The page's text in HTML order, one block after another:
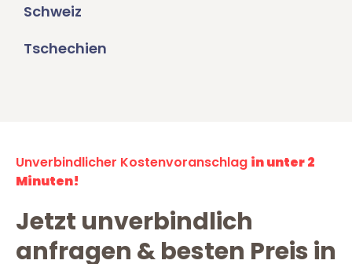
Schweiz
Tschechien
Unverbindlicher Kostenvoranschlag in unter 2
Minuten!
Jetzt unverbindlich
anfragen & besten Preis in